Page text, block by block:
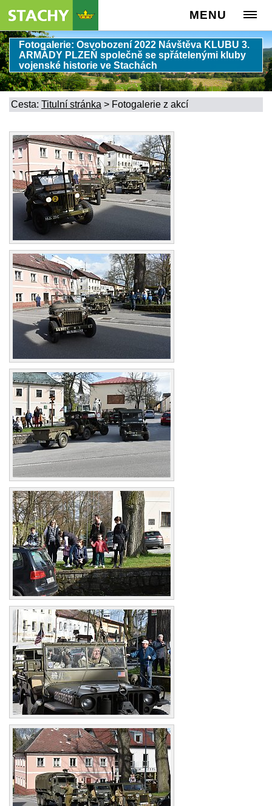
MENU
Fotogalerie: Osvobození 2022 Návštěva KLUBU 3.
ARMÁDY PLZEŇ společně se spřátelenými kluby
vojenské historie ve Stachách
Cesta: Titulní stránka > Fotogalerie z akcí